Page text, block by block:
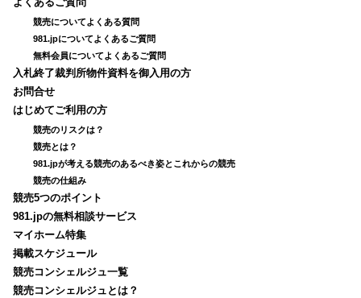
よくあるご質問
競売についてよくある質問
981.jpについてよくあるご質問
無料会員についてよくあるご質問
入札終了裁判所物件資料を御入用の方
お問合せ
はじめてご利用の方
競売のリスクは？
競売とは？
981.jpが考える競売のあるべき姿とこれからの競売
競売の仕組み
競売5つのポイント
981.jpの無料相談サービス
マイホーム特集
掲載スケジュール
競売コンシェルジュ一覧
競売コンシェルジュとは？